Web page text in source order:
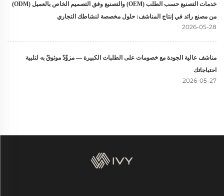
خدمات التصنيع حسب الطلب (OEM) والتصنيع وفق التصميم الخاص بالعميل (ODM)
من مصنع رائد في إنتاج المناشف: حلول مخصصة لنشاطك التجاري
2026-05-28
مناشف عالية الجودة مع خصومات على الطلبات الكبيرة — مزوِّدٌ موثوقٌ به لتلبية
احتياجاتك
2026-05-27